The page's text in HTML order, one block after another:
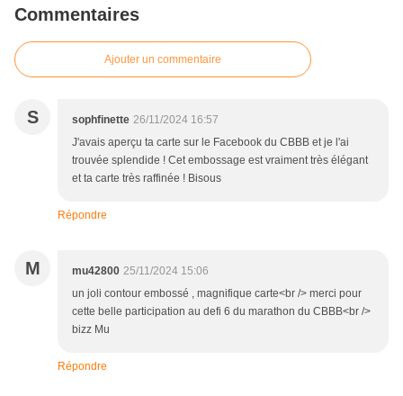
Commentaires
Ajouter un commentaire
S sophfinette 26/11/2024 16:57
J'avais aperçu ta carte sur le Facebook du CBBB et je l'ai
trouvée splendide ! Cet embossage est vraiment très élégant
et ta carte très raffinée ! Bisous
Répondre
M mu42800 25/11/2024 15:06
un joli contour embossé , magnifique carte<br /> merci pour
cette belle participation au defi 6 du marathon du CBBB<br />
bizz Mu
Répondre